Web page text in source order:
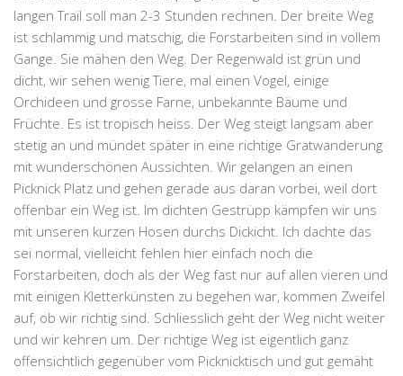
langen Trail soll man 2-3 Stunden rechnen. Der breite Weg
ist schlammig und matschig, die Forstarbeiten sind in vollem
Gange. Sie mähen den Weg. Der Regenwald ist grün und
dicht, wir sehen wenig Tiere, mal einen Vogel, einige
Orchideen und grosse Farne, unbekannte Bäume und
Früchte. Es ist tropisch heiss. Der Weg steigt langsam aber
stetig an und mündet später in eine richtige Gratwanderung
mit wunderschönen Aussichten. Wir gelangen an einen
Picknick Platz und gehen gerade aus daran vorbei, weil dort
offenbar ein Weg ist. Im dichten Gestrüpp kämpfen wir uns
mit unseren kurzen Hosen durchs Dickicht. Ich dachte das
sei normal, vielleicht fehlen hier einfach noch die
Forstarbeiten, doch als der Weg fast nur auf allen vieren und
mit einigen Kletterkünsten zu begehen war, kommen Zweifel
auf, ob wir richtig sind. Schliesslich geht der Weg nicht weiter
und wir kehren um. Der richtige Weg ist eigentlich ganz
offensichtlich gegenüber vom Picknicktisch und gut gemäht